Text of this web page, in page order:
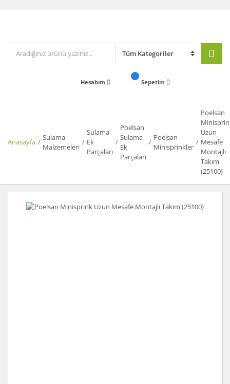
Hesabım Sepetim
Anasayfa
Sulama
Malzemeleri
Sulama
Ek
Parçaları
Poelsan
Sulama
Ek
Parçaları
Poelsan
Minisprinkler
Poelsan
Uzun
Mesafe
Montajlı
Takım
(25100)